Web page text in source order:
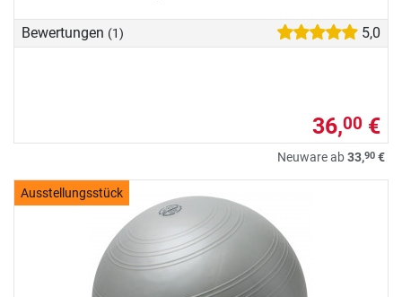
Bewertungen (1) 5,0
36,00 €
Neuware ab33,90 €
Ausstellungsstück